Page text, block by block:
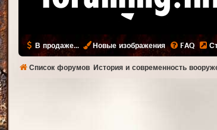
В продаже... Новые изображения FAQ
Список форумов История и современность